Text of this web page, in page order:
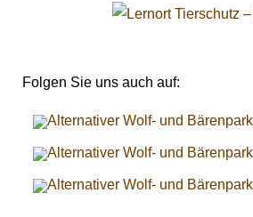
Folgen Sie uns auch auf: